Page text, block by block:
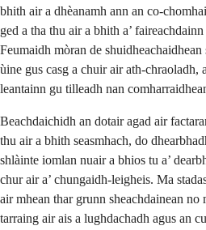
bhith air a dhèanamh ann an co-
ged a tha thu air a bhith a’
Feumaidh mòran de
ùine gus casg a chuir air ath-chraoladh,
leantainn gu tilleadh nan
Beachdaichidh an dotair agad air
thu air a bhith seasmhach, do
shlàinte iomlan nuair a bhios tu a’
chur air a’ chungaidh-leigheis. Ma
air mhean thar grunn sheachdainean no
tarraing air ais a lughdachadh agus an